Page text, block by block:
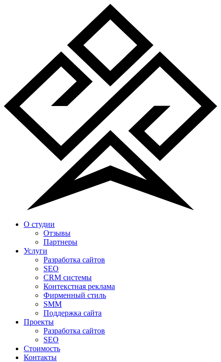
О студии
Отзывы
Партнеры
Услуги
Разработка сайтов
SEO
CRM системы
Контекстная реклама
Фирменный стиль
SMM
Поддержка сайта
Проекты
Разработка сайтов
SEO
Стоимость
Контакты